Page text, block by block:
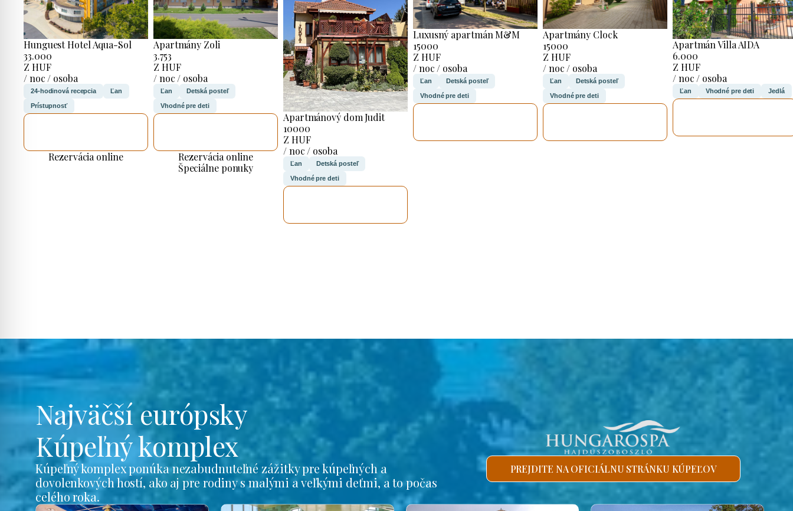
Hunguest Hotel Aqua-Sol
33.000
Z HUF
/ noc / osoba
24-hodinová recepcia Ľan
Prístupnosť
Rezervácia online
Apartmány Zoli
3.753
Z HUF
/ noc / osoba
Ľan Detská posteľ
Vhodné pre deti
Rezervácia online
Špeciálne ponuky
Apartmánový dom Judit
10000
Z HUF
/ noc / osoba
Ľan Detská posteľ
Vhodné pre deti
Luxusný apartmán M&M
15000
Z HUF
/ noc / osoba
Ľan Detská posteľ
Vhodné pre deti
Apartmány Clock
15000
Z HUF
/ noc / osoba
Ľan Detská posteľ
Vhodné pre deti
Apartmán Villa AIDA
6.000
Z HUF
/ noc / osoba
Ľan Vhodné pre deti Jedlá
Najväčší európsky
Kúpeľný komplex
Kúpeľný komplex ponúka nezabudnuteľné zážitky pre kúpeľných a
dovolenkových hostí, ako aj pre rodiny s malými a veľkými deťmi, a to počas
celého roka.
PREJDITE NA OFICIÁLNU STRÁNKU KÚPEĽOV